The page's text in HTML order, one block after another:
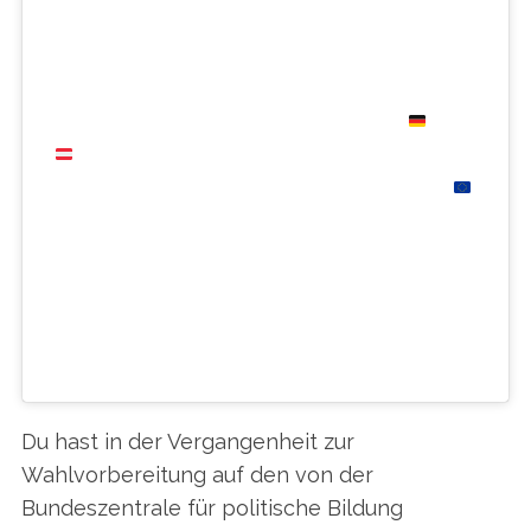
Du hast in der Vergangenheit zur
Wahlvorbereitung auf den von der
Bundeszentrale für politische Bildung